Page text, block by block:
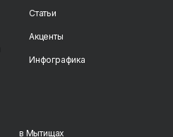
Статьи
Акценты
Инфографика
в Мытищах